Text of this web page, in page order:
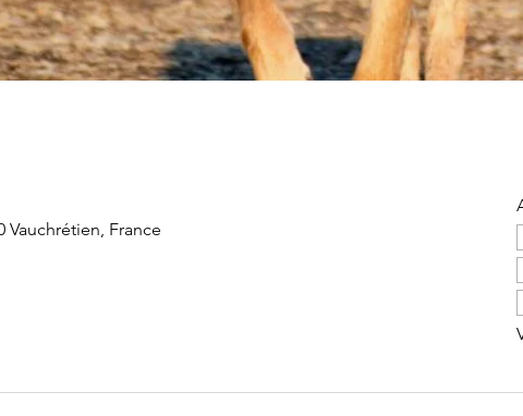
Vauchrétien, France